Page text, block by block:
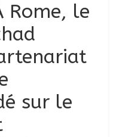
Rome, le
sur le